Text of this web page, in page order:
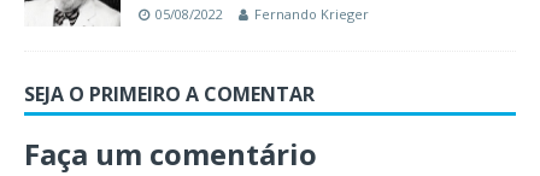
05/08/2022 Fernando Krieger
SEJA O PRIMEIRO A COMENTAR
Faça um comentário